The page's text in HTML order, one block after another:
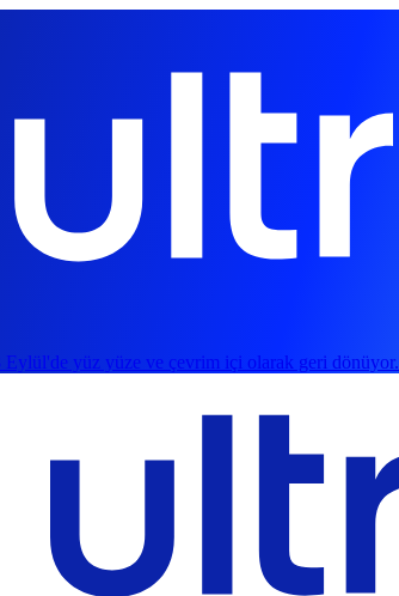
yüz yüze ve çevrim içi olarak geri dönüyor.